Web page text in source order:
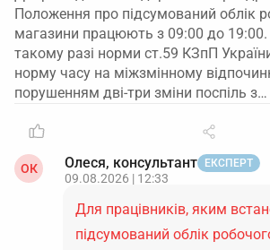
Положення про підсумований облік
магазини працюють з 09:00 до
такому разі норми ст.59 КЗпП
норму часу на міжзмінному
порушенням дві-три зміни поспіль з…
ОК Олеся, консультант ЕКСПЕРТ
09.08.2026 | 12:33
Для працівників, яким
підсумований облік